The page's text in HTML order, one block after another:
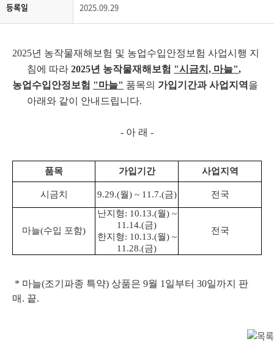
등록일 2025.09.29
2025년 농작물재해보험 및 농업수입안정보험 사업시행 지
침에 따라2025년 농작물재해보험 "시금치, 마늘",
농업수입안정보험 "마늘" 품목의 가입기간과 사업지역 을
아래와 같이 안내드립니다.
- 아 래 -
품목 가입기간 사업지역
시금치 9.29.(월) ~ 11.7.(금) 전국
마늘(수입 포함)
난지형: 10.13.(월) ~
11.14.(금)
한지형: 10.13.(월) ~
11.28.(금)
전국
* 마늘(조기파종 특약) 상품은 9월 1일부터 30일까지 판
매. 끝.